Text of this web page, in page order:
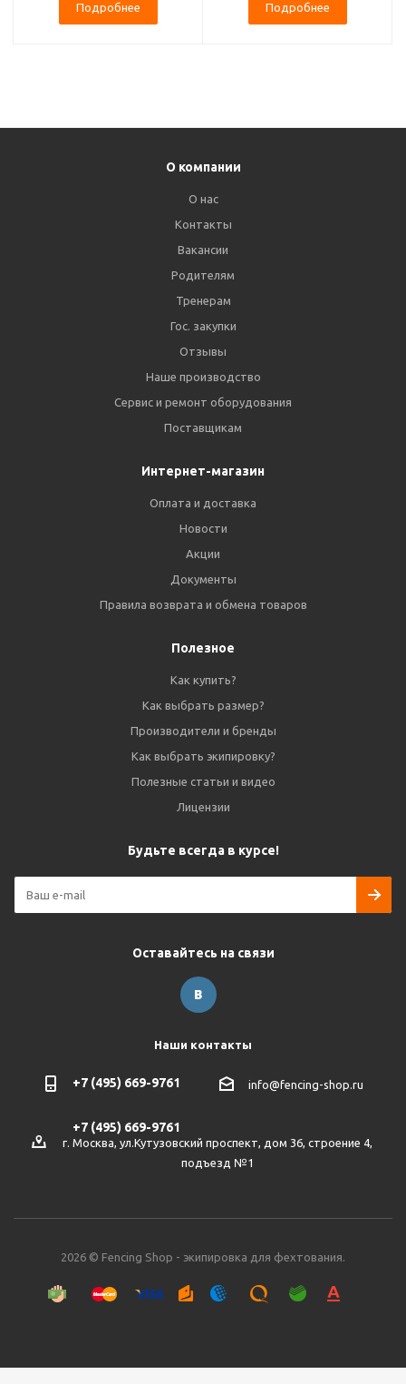
Подробнее Подробнее
О компании
О нас
Контакты
Вакансии
Родителям
Тренерам
Гос. закупки
Отзывы
Наше производство
Сервис и ремонт оборудования
Поставщикам
Интернет-магазин
Оплата и доставка
Новости
Акции
Документы
Правила возврата и обмена товаров
Полезное
Как купить?
Как выбрать размер?
Производители и бренды
Как выбрать экипировку?
Полезные статьи и видео
Лицензии
Будьте всегда в курсе!
Оставайтесь на связи
Наши контакты
+7 (495) 669-9761
+7 (495) 669-9761
info@fencing-shop.ru
г. Москва, ул.Кутузовский проспект, дом 36, строение 4,
подъезд №1
2026 © Fencing Shop - экипировка для фехтования.